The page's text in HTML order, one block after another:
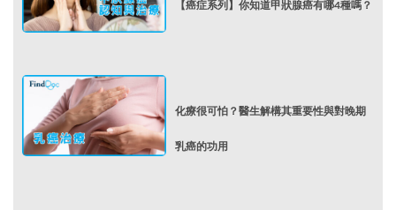
【癌症系列】你知道甲狀腺癌有哪4種嗎？
化療很可怕？醫生解構其重要性與對晚期
乳癌的功用